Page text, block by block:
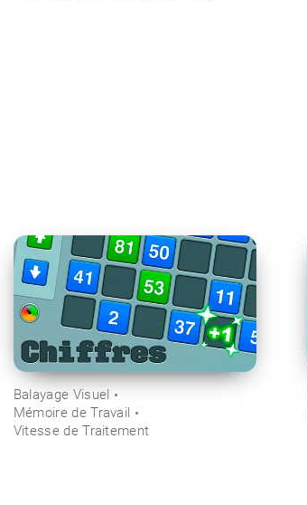
Balayage Visuel
Mémoire de Travail
Vitesse de Traitement